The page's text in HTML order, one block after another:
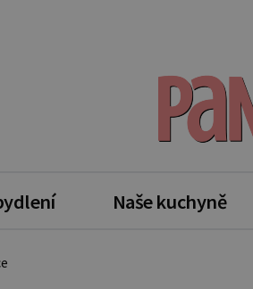
Naše kuchyně